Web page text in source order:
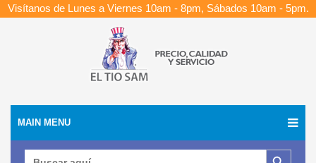
Visítanos de Lunes a Viernes 10am - 8pm, Sábados 10am - 5pm.
MAIN MENU
Botón de búsqueda